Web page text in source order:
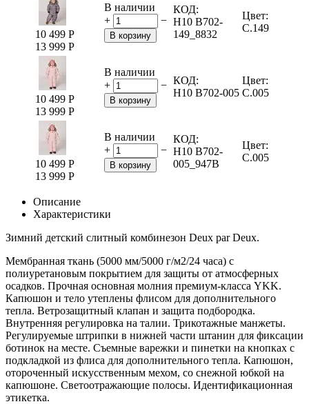
10 499 Р
13 999 Р
В наличии
+
−
В корзину
КОД:
H10 B702-
149_8832
Цвет:
C.149
10 499 Р
13 999 Р
В наличии
+
−
В корзину
КОД:
H10 B702-005
Цвет:
C.005
10 499 Р
13 999 Р
В наличии
+
−
В корзину
КОД:
H10 B702-
005_947B
Цвет:
C.005
Описание
Характеристики
Зимний детский слитный комбинезон Deux par Deux.
Мембранная ткань (5000 мм/5000 г/м2/24 часа) с
полиуретановым покрытием для защиты от атмосферных
осадков. Прочная основная молния премиум-класса YKK.
Капюшон и тело утеплены флисом для дополнительного
тепла. Ветрозащитный клапан и защита подбородка.
Внутренняя регулировка на талии. Трикотажные манжеты.
Регулируемые штрипки в нижней части штанин для фиксации
ботинок на месте. Съемные варежки и пинетки на кнопках с
подкладкой из флиса для дополнительного тепла. Капюшон,
отороченный искусственным мехом, со снежной юбкой на
капюшоне. Светоотражающие полосы. Идентификационная
этикетка.